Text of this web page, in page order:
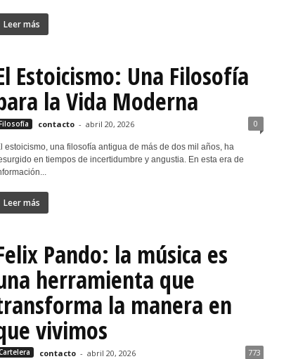
Leer más
Estoicismo: Una Filosofía
la Vida Moderna
contacto - abril 20, 2026 0
estoicismo, una filosofía antigua de más de dos mil años, ha
en tiempos de incertidumbre y angustia. En esta era de
Leer más
Pando: la música es
herramienta que
la manera en
vivimos
contacto - abril 20, 2026 773